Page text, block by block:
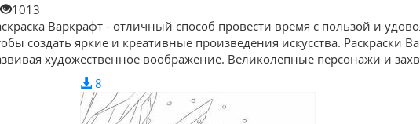
1013
Варкрафт - отличный способ провести время с пользой и
создать яркие и креативные произведения искусства. Раскраски
художественное воображение. Великолепные персонажи и
8